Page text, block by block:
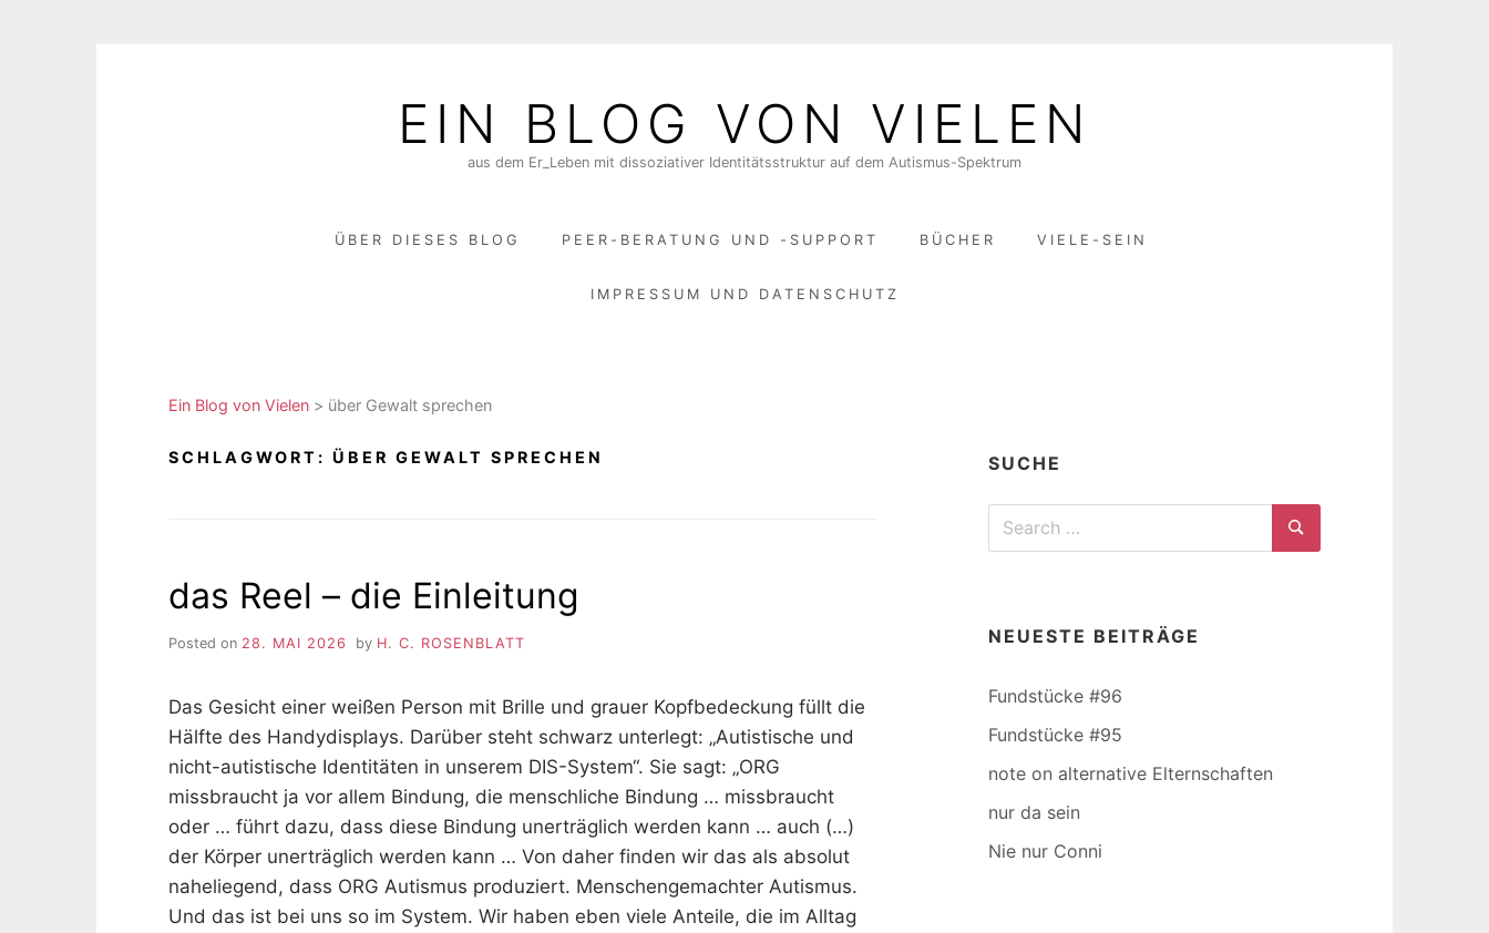
EIN BLOG VON VIELEN
aus dem Er_Leben mit dissoziativer Identitätsstruktur auf dem Autismus-Spektrum
ÜBER DIESES BLOG PEER-BERATUNG UND -SUPPORT BÜCHER VIELE-SEIN
IMPRESSUM UND DATENSCHUTZ
Ein Blog von Vielen > über Gewalt sprechen
SCHLAGWORT: ÜBER GEWALT SPRECHEN
das Reel – die Einleitung
Posted on 28. MAI 2026 by H. C. ROSENBLATT
Das Gesicht einer weißen Person mit Brille und grauer Kopfbedeckung füllt die
Hälfte des Handydisplays. Darüber steht schwarz unterlegt: „Autistische und
nicht-autistische Identitäten in unserem DIS-System“. Sie sagt: „ORG
missbraucht ja vor allem Bindung, die menschliche Bindung … missbraucht
oder … führt dazu, dass diese Bindung unerträglich werden kann … auch (…)
der Körper unerträglich werden kann … Von daher finden wir das als absolut
naheliegend, dass ORG Autismus produziert. Menschengemachter Autismus.
Und das ist bei uns so im System. Wir haben eben viele Anteile, die im Alltag
SUCHE
Search
Search
NEUESTE BEITRÄGE
Fundstücke #96
Fundstücke #95
note on alternative Elternschaften
nur da sein
Nie nur Conni